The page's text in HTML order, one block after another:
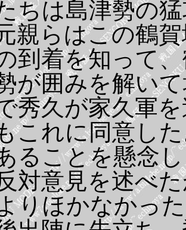
ちは島津勢の
親らはこの鶴
到着を知って
が囲みを解い
秀久が家久軍
これに同意し
ることを懸念
対意見を述べ
りほかなかっ